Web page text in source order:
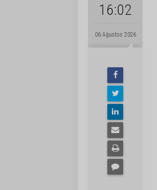
16:02
06 Ağustos 2026